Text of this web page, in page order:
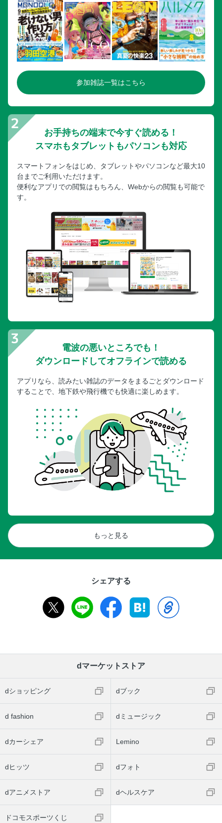
参加雑誌一覧はこちら
お手持ちの端末で今すぐ読める！
スマホもタブレットもパソコンも対応
スマートフォンをはじめ、タブレットやパソコンなど最大10
台までご利用いただけます。
便利なアプリでの閲覧はもちろん、Webからの閲覧も可能で
す。
電波の悪いところでも！
ダウンロードしてオフラインで読める
アプリなら、読みたい雑誌のデータをまるごとダウンロード
することで、地下鉄や飛行機でも快適に楽しめます。
もっと見る
シェアする
dマーケットストア
dショッピング dブック
d fashion dミュージック
dカーシェア Lemino
dヒッツ dフォト
dアニメストア dヘルスケア
ドコモスポーツくじ